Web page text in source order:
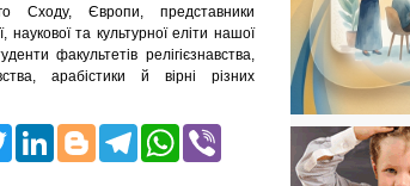
Сходу, Європи, представники
наукової та культурної еліти нашої
факультетів релігієзнавства,
арабістики й вірні різних
Twitter
LinkedIn
Blogger
Telegram
WhatsApp
Viber